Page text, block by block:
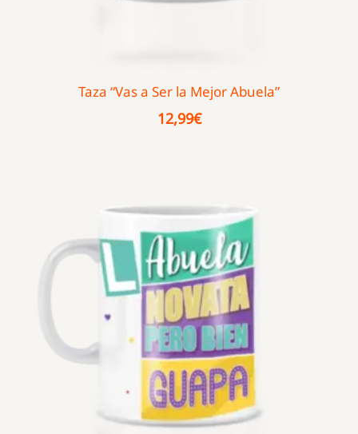
Taza “Vas a Ser la Mejor Abuela”
12,99€